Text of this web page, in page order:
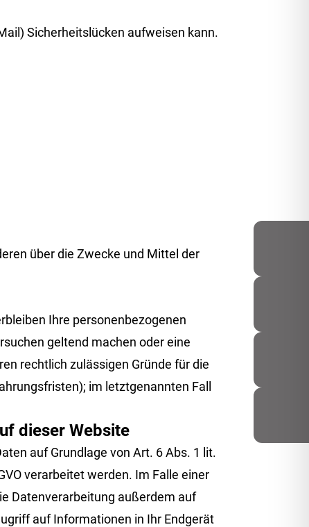
Sicherheitslücken aufweisen kann.
über die Zwecke und Mittel der
Ihre personenbezogenen
geltend machen oder eine
rechtlich zulässigen Gründe für die
im letztgenannten Fall
dieser Website
auf Grundlage von Art. 6 Abs. 1 lit.
verarbeitet werden. Im Falle einer
Datenverarbeitung außerdem auf
auf Informationen in Ihr Endgerät